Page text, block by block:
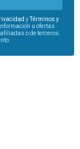
yTérminos y
u ofertas
o de terceros.